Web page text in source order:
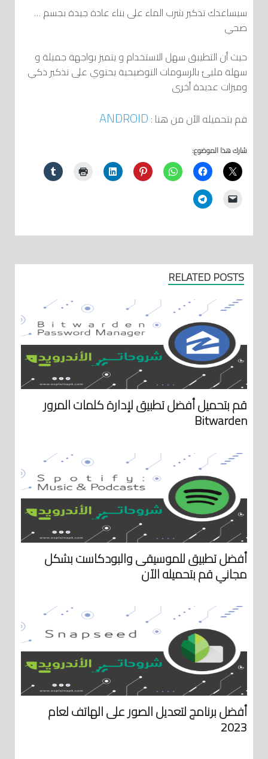
… سيساعدك تذكير شرب الماء على بناء عادة جيدة بجسم
صحي
سهلة مليئ بالرسومات التوضيحية يحتوي على تذكير ذكي
وميزات عديدة أخرى
ANDROID : قم بتحميله الآن من هنا
شارك هذا الموضوع:
RELATED POSTS
قم بتحميل أفضل تطبيق لإدارة كلمات المرور
Bitwarden
أفضل تطبيق للموسيقى والبودكاست بشكل
مجاني قم بتحميله الآن
أفضل برنامج لتعديل الصور على الهاتف لعام
2023